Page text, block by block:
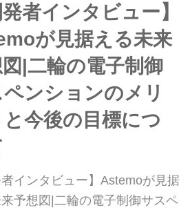
できるはずだ。文:丸山淳大/写
忍/モデル:坂元誉梨
発者インタビュー】
が見据える未来
|二輪の電子制御
ンションのメリ
と今後の目標につ
者インタビュー】Astemoが見据
来予想図|二輪の電子制御サスペ